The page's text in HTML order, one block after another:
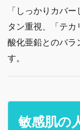
「しっかりカバ
タン重視、「テ
酸化亜鉛とのバラ
す。
敏感肌の